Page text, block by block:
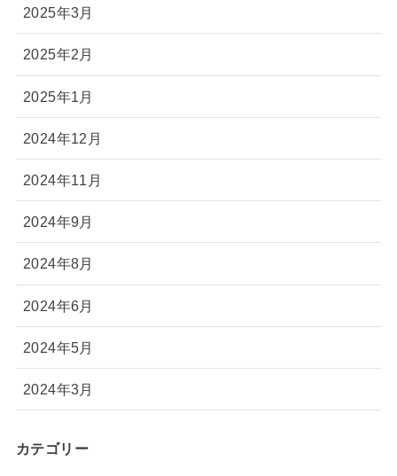
2025年3月
2025年2月
2025年1月
2024年12月
2024年11月
2024年9月
2024年8月
2024年6月
2024年5月
2024年3月
カテゴリー